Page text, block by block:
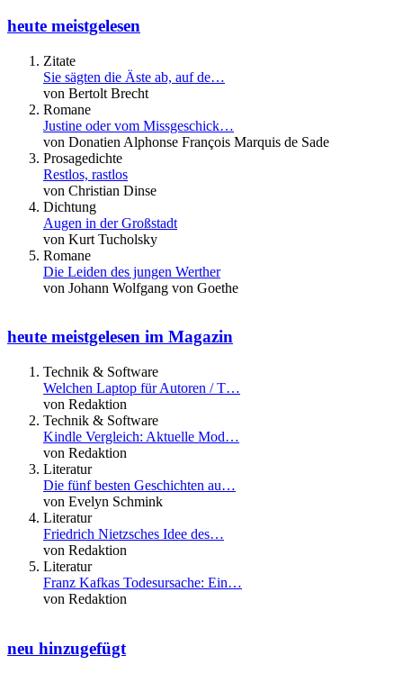
heute meistgelesen
Zitate
Sie sägten die Äste ab, auf de…
von Bertolt Brecht
Romane
Justine oder vom Missgeschick…
von Donatien Alphonse François Marquis de Sade
Prosagedichte
Restlos, rastlos
von Christian Dinse
Dichtung
Augen in der Großstadt
von Kurt Tucholsky
Romane
Die Leiden des jungen Werther
von Johann Wolfgang von Goethe
heute meistgelesen im Magazin
Technik & Software
Welchen Laptop für Autoren / T…
von Redaktion
Technik & Software
Kindle Vergleich: Aktuelle Mod…
von Redaktion
Literatur
Die fünf besten Geschichten au…
von Evelyn Schmink
Literatur
Friedrich Nietzsches Idee des…
von Redaktion
Literatur
Franz Kafkas Todesursache: Ein…
von Redaktion
neu hinzugefügt